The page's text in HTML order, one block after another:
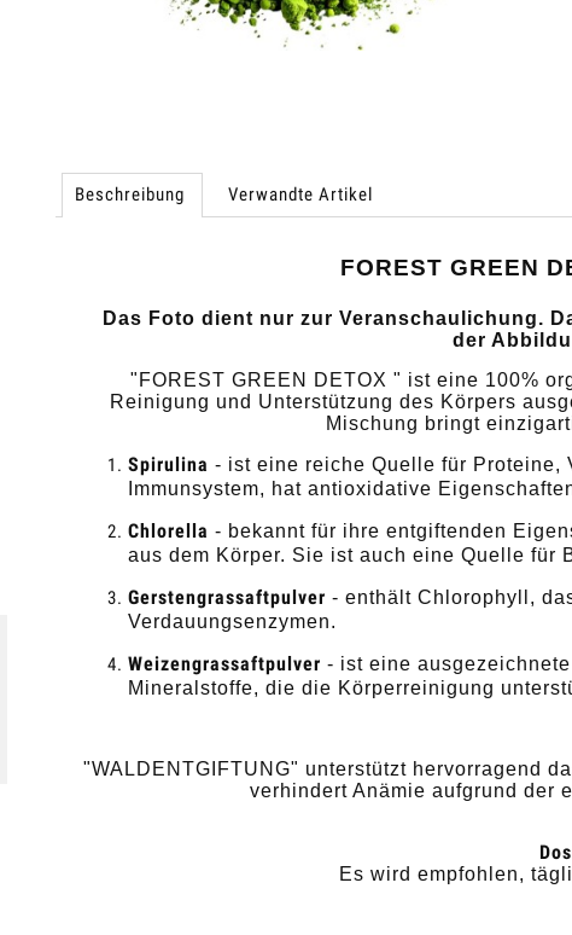
Beschreibung Verwandte Artikel
FOREST GREEN
Das Foto dient nur zur Veranschaulichung.
der
"FOREST GREEN DETOX " ist eine 100%
Reinigung und Unterstützung des Körpers
Mischung bringt
Spirulina - ist eine reiche Quelle für Proteine,
Immunsystem, hat antioxidative
Chlorella - bekannt für ihre entgiftenden
aus dem Körper. Sie ist auch eine Quelle für
Gerstengrassaftpulver - enthält Chlorophyll,
Verdauungsenzymen.
Weizengrassaftpulver - ist eine
Mineralstoffe, die die Körperreinigung
"WALDENTGIFTUNG" unterstützt hervorragend
verhindert Anämie aufgrund der
Es wird empfohlen,